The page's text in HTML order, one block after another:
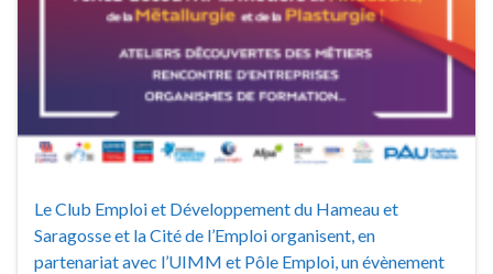
Le Club Emploi et Développement du Hameau et
Saragosse et la Cité de l’Emploi organisent, en
partenariat avec l’UIMM et Pôle Emploi, un évènement